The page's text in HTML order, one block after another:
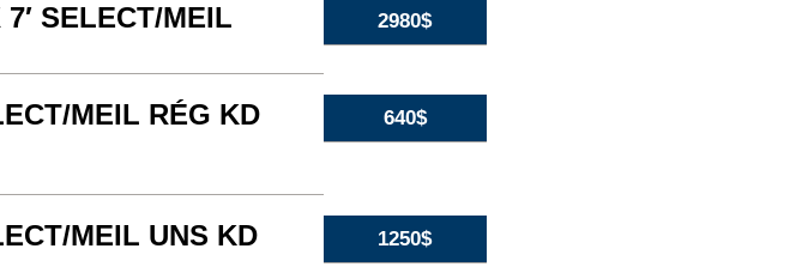
SELECT/MEIL 2980$
MEIL RÉG KD
640$
MEIL UNS KD
1250$